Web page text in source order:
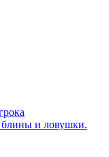
блины и ловушки.